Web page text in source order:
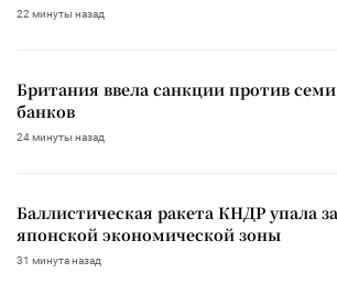
22 минуты назад
Британия ввела санкции против
банков
24 минуты назад
Баллистическая ракета КНДР упала
японской экономической зоны
31 минута назад